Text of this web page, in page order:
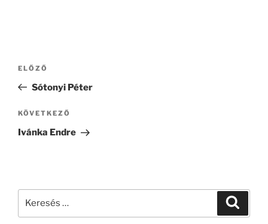
Bejegyzés
Korábbi
bejegyzés
ELŐZŐ
Sótonyi Péter
Következő
bejegyzés
KÖVETKEZŐ
Ivánka Endre